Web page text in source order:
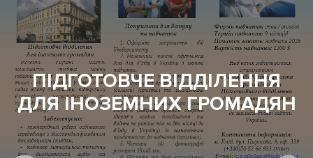
ПІДГОТОВЧЕ ВІДДІЛЕННЯ
ДЛЯ ІНОЗЕМНИХ ГРОМАДЯН